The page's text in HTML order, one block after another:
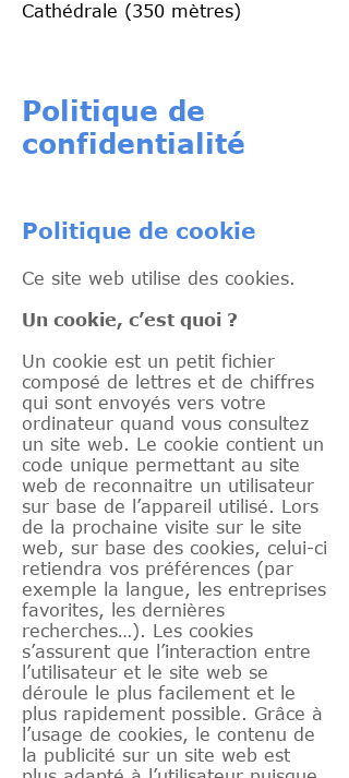
Politique de
confidentialité
Politique de cookie
Ce site web utilise des cookies.
Un cookie, c’est quoi ?
Un cookie est un petit fichier
composé de lettres et de chiffres
qui sont envoyés vers votre
ordinateur quand vous consultez
un site web. Le cookie contient un
code unique permettant au site
web de reconnaitre un utilisateur
sur base de l’appareil utilisé. Lors
de la prochaine visite sur le site
web, sur base des cookies, celui-ci
retiendra vos préférences (par
exemple la langue, les entreprises
favorites, les dernières
recherches…). Les cookies
s’assurent que l’interaction entre
l’utilisateur et le site web se
déroule le plus facilement et le
plus rapidement possible. Grâce à
l’usage de cookies, le contenu de
la publicité sur un site web est
Cathédrale (350 mètres)